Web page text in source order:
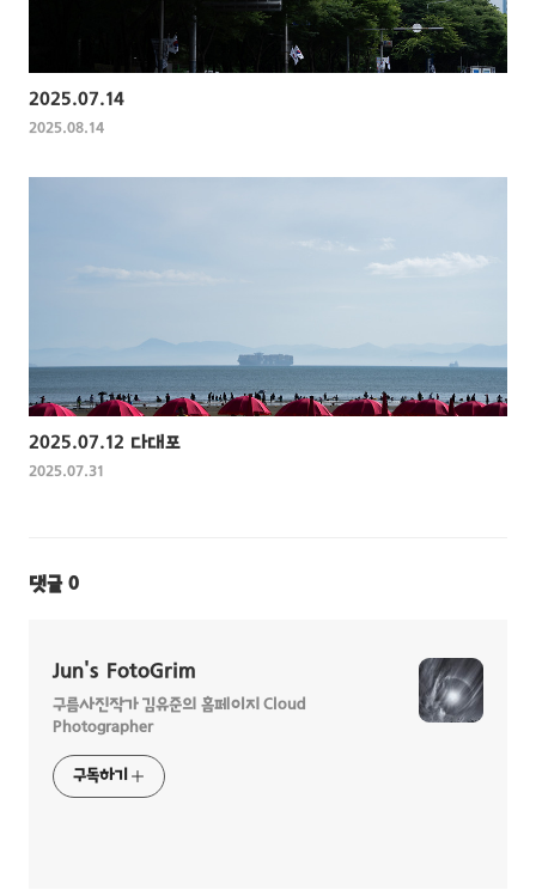
2025.07.14
2025.08.14
2025.07.12 다대포
2025.07.31
댓글 0
Jun's FotoGrim
구름사진작가 김유준의 홈페이지 Cloud
Photographer
구독하기